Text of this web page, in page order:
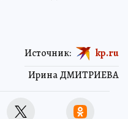
Ирина ДМИТРИЕВА
Источник: kp.ru